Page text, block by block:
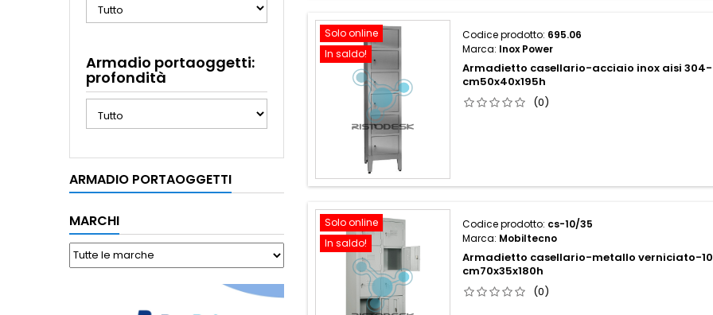
Armadio portaoggetti:
profondità
ARMADIO PORTAOGGETTI
MARCHI
Solo online
In saldo!
Codice prodotto: 695.06
Marca: Inox Power
Armadietto casellario-acciaio inox aisi
cm50x40x195h
(0)
Solo online
In saldo!
Codice prodotto: cs-10/35
Marca: Mobiltecno
Armadietto casellario-metallo verniciato-
cm70x35x180h
(0)